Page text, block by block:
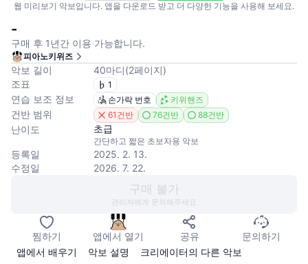
웹 미리보기 악보입니다. 앱을 다운로드 받고 더 다양한 기능을 사용해 보세요.
-
구매 후 1년간 이용 가능합니다.
피아노키위즈
악보 길이 40마디(2페이지)
조표
1
연습 보조 정보 손가락 번호 키위핸즈
건반 범위 61건반 76건반 88건반
난이도 초급
간단하고 짧은 초보자용 악보
등록일
2025. 2. 13.
수정일
2026. 7. 22.
구매 불가
관리자에게 문의해주세요
찜하기 앱에서 열기 공유
문의하기
앱에서 배우기
악보 설명 크리에이터의 다른 악보